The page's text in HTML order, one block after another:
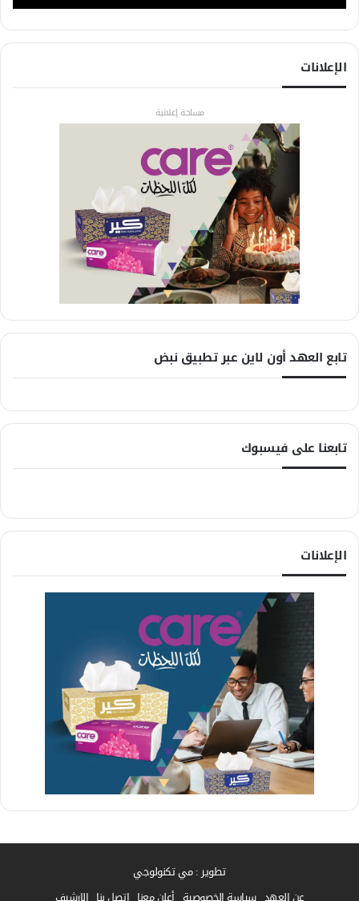
الإعلانات
مساحة إعلانية
تابع العهد أون لاين عبر تطبيق نبض
تابعنا على فيسبوك
الإعلانات
تطوير : مي تكنولوجي